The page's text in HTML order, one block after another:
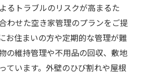
るトラブルのリスクが高まるた
わせた空き家管理のプランをご提
お住まいの方や定期的な管理が難
の維持管理や不用品の回収、敷地
ています。外壁のひび割れや屋根